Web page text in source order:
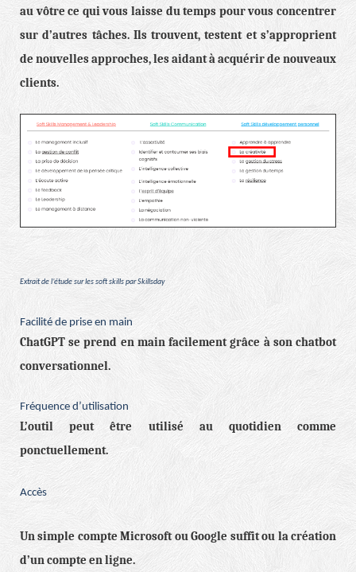
au vôtre ce qui vous laisse du temps pour vous concentrer
sur d’autres tâches. Ils trouvent, testent et s’approprient
de nouvelles approches, les aidant à acquérir de nouveaux
clients.
Extrait de l’étude sur les soft skills par Skillsday
Facilité de prise en main
ChatGPT se prend en main facilement grâce à son chatbot
conversationnel.
Fréquence d’utilisation
L’outil peut être utilisé au quotidien comme
ponctuellement.
Accès
Un simple compte Microsoft ou Google suffit ou la création
d’un compte en ligne.